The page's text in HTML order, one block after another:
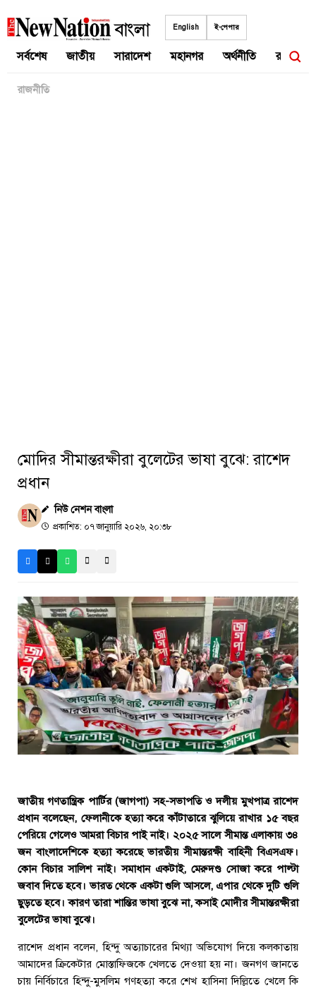
to
English ই-পেপার
সর্বশেষ জাতীয় সারাদেশ মহানগর অর্থনীতি রাজনীতি
রাজনীতি
মোদির সীমান্তরক্ষীরা বুলেটের ভাষা বুঝে: রাশেদ
প্রধান
নিউ নেশন বাংলা
প্রকাশিত: ০৭ জানুয়ারি ২০২৬, ২০:৩৮
জাতীয় গণতান্ত্রিক পার্টির (জাগপা) সহ-সভাপতি ও দলীয় মুখপাত্র রাশেদ
প্রধান বলেছেন, ফেলানীকে হত্যা করে কাঁটাতারে ঝুলিয়ে রাখার ১৫ বছর
পেরিয়ে গেলেও আমরা বিচার পাই নাই। ২০২৫ সালে সীমান্ত এলাকায় ৩৪
জন বাংলাদেশিকে হত্যা করেছে ভারতীয় সীমান্তরক্ষী বাহিনী বিএসএফ।
কোন বিচার সালিশ নাই। সমাধান একটাই, মেরুদণ্ড সোজা করে পাল্টা
জবাব দিতে হবে। ভারত থেকে একটা গুলি আসলে, এপার থেকে দুটি গুলি
ছুড়তে হবে। কারণ তারা শান্তির ভাষা বুঝে না, কসাই মোদীর সীমান্তরক্ষীরা
বুলেটের ভাষা বুঝে।
রাশেদ প্রধান বলেন, হিন্দু অত্যাচারের মিথ্যা অভিযোগ দিয়ে কলকাতায়
আমাদের ক্রিকেটার মোস্তাফিজকে খেলতে দেওয়া হয় না। জনগণ জানতে
চায় নির্বিচারে হিন্দু-মুসলিম গণহত্যা করে শেখ হাসিনা দিল্লিতে খেলে কি